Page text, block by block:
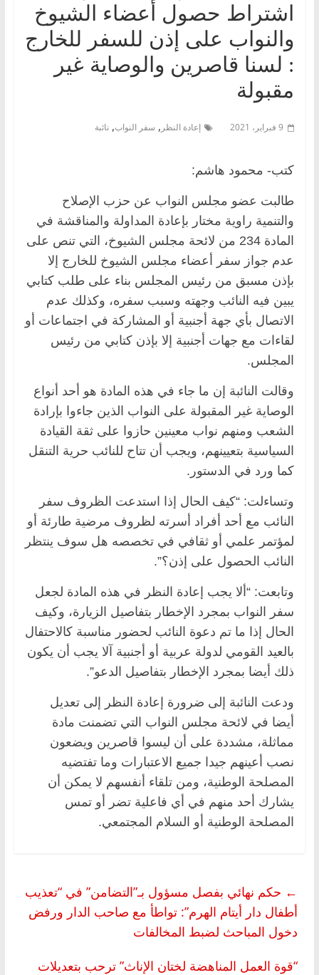
اشتراط حصول أعضاء الشيوخ
والنواب على إذن للسفر للخارج
: لسنا قاصرين والوصاية غير
مقبولة
9 فبراير، 2021 إعادة النظر , سفر النواب, نائبة
كتب- محمود هاشم:
طالبت عضو مجلس النواب عن حزب الإصلاح
والتنمية راوية مختار بإعادة المداولة والمناقشة في
المادة 234 من لائحة مجلس الشيوخ، التي تنص على
عدم جواز سفر أعضاء مجلس الشيوخ للخارج إلا
بإذن مسبق من رئيس المجلس بناء على طلب كتابي
يبين فيه النائب وجهته وسبب سفره، وكذلك عدم
الاتصال بأي جهة أجنبية أو المشاركة في اجتماعات أو
لقاءات مع جهات أجنبية إلا بإذن كتابي من رئيس
المجلس.
وقالت النائبة إن ما جاء في هذه المادة هو أحد أنواع
الوصاية غير المقبولة على النواب الذين جاءوا بإرادة
الشعب ومنهم نواب معينين حازوا على ثقة القيادة
السياسية بتعيينهم، ويجب أن تتاح للنائب حرية التنقل
كما ورد في الدستور.
وتساءلت: “كيف الحال إذا استدعت الظروف سفر
النائب مع أحد أفراد أسرته لظروف مرضية طارئة أو
لمؤتمر علمي أو ثقافي في تخصصه هل سوف ينتظر
النائب الحصول على إذن؟”.
وتابعت: “ألا يجب إعادة النظر في هذه المادة لجعل
سفر النواب بمجرد الإخطار بتفاصيل الزيارة، وكيف
الحال إذا ما تم دعوة النائب لحضور مناسبة كالاحتفال
بالعيد القومي لدولة عربية أو أجنبية آلا يجب أن يكون
ذلك أيضا بمجرد الإخطار بتفاصيل الدعو”.
ودعت النائبة إلى ضرورة إعادة النظر إلى تعديل
أيضا في لائحة مجلس النواب التي تضمنت مادة
مماثلة، مشددة على أن ليسوا قاصرين ويضعون
نصب أعينهم جيدا جميع الاعتبارات وما تفتضيه
المصلحة الوطنية، ومن تلقاء أنفسهم لا يمكن أن
يشارك أحد منهم في أي فاعلية تضر أو تمس
المصلحة الوطنية أو السلام المجتمعي.
← حكم نهائي بفصل مسؤول بـ”التضامن” في “تعذيب
أطفال دار أيتام الهرم”: تواطأ مع صاحب الدار ورفض
دخول المباحث لضبط المخالفات
“قوة العمل المناهضة لختان الإناث” ترحب بتعديلات